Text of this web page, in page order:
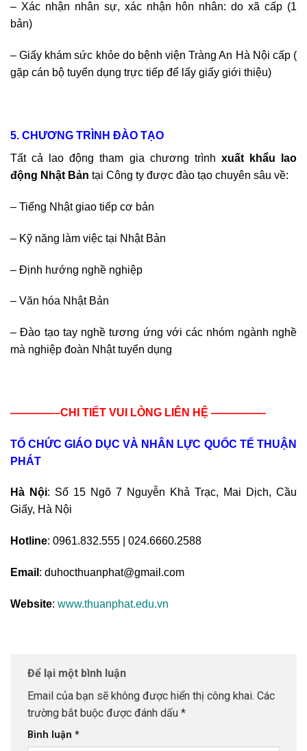
– Xác nhận nhân sự, xác nhận hôn nhân: do xã cấp (1
bản)
– Giấy khám sức khỏe do bệnh viện Tràng An Hà Nội cấp (
gặp cán bộ tuyển dụng trực tiếp để lấy giấy giới thiệu)
5. CHƯƠNG TRÌNH ĐÀO TẠO
Tất cả lao động tham gia chương trình xuất khẩu lao
động Nhật Bản tại Công ty được đào tạo chuyên sâu về:
– Tiếng Nhật giao tiếp cơ bản
– Kỹ năng làm việc tại Nhật Bản
– Định hướng nghề nghiệp
– Văn hóa Nhật Bản
– Đào tạo tay nghề tương ứng với các nhóm ngành nghề
mà nghiệp đoàn Nhật tuyển dụng
————–CHI TIẾT VUI LÒNG LIÊN HỆ —————
TỔ CHỨC GIÁO DỤC VÀ NHÂN LỰC QUỐC TẾ THUẬN
PHÁT
Hà Nội: Số 15 Ngõ 7 Nguyễn Khả Trạc, Mai Dịch, Cầu
Giấy, Hà Nội
Hotline: 0961.832.555 | 024.6660.2588
Email : duhocthuanphat@gmail.com
Website: www.thuanphat.edu.vn
Để lại một bình luận
Email của bạn sẽ không được hiển thị công khai. Các
trường bắt buộc được đánh dấu *
Bình luận *